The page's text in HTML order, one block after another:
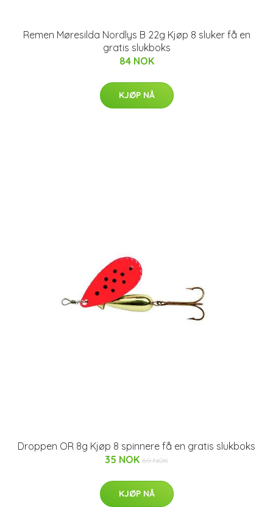
Remen Møresilda Nordlys B 22g Kjøp 8 sluker få en
gratis slukboks
84 NOK
KJØP NÅ
Droppen OR 8g Kjøp 8 spinnere få en gratis slukboks
35 NOK 69 NOK
KJØP NÅ